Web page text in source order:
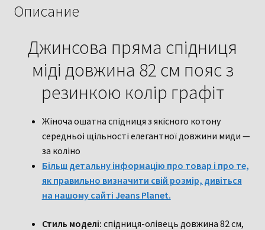
см
резинкою
колір
Описание
Джинсова пряма спідниця
міді довжина 82 см пояс з
резинкою колір графіт
Жіноча ошатна спідниця з якісного котону
середньоі щільності елегантної довжини миди —
за коліно
Більш детальну інформацію про товар і про те,
як правильно визначити свій розмір, дивіться
на нашому сайті Jeans Planet.
Стиль моделі: спідниця-олівець довжина 82 см,